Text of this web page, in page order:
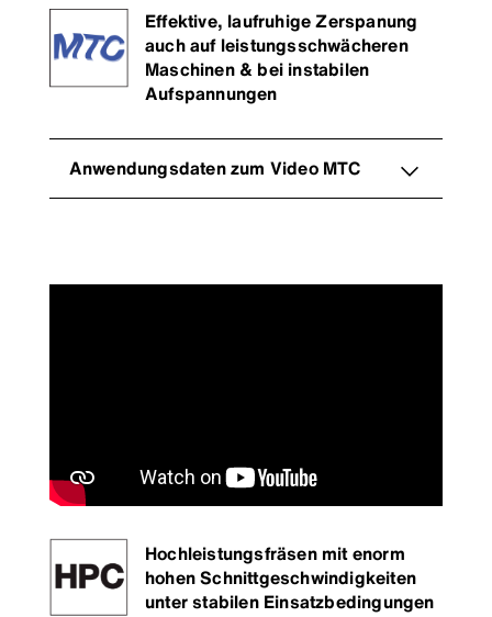
Effektive, laufruhige Zerspanung
auch auf leistungsschwächeren
Maschinen & bei instabilen
Aufspannungen
Anwendungsdaten zum Video MTC
Hochleistungsfräsen mit enorm
hohen Schnittgeschwindigkeiten
unter stabilen Einsatzbedingungen